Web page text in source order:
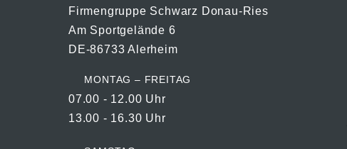
Firmengruppe Schwarz Donau-Ries
Am Sportgelände 6
DE-86733 Alerheim
MONTAG – FREITAG
07.00 - 12.00 Uhr
13.00 - 16.30 Uhr